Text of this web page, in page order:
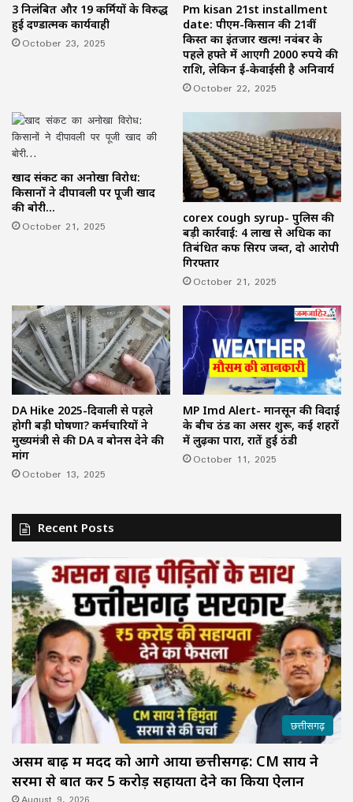
3 निलंबित और 19 कर्मियों के विरुद्ध
हुई दण्डात्मक कार्यवाही
October 23, 2025
Pm kisan 21st installment
date: पीएम-किसान की 21वीं
किस्त का इंतजार खत्म! नवंबर के
पहले हफ्ते में आएगी 2000 रुपये की
राशि, लेकिन ई-केवाईसी है अनिवार्य
October 22, 2025
खाद संकट का अनोखा विरोध:
किसानों ने दीपावली पर पूजी खाद
की बोरी…
October 21, 2025
corex cough syrup- पुलिस की
बड़ी कार्रवाई: 4 लाख से अधिक का
प्रतिबंधित कफ सिरप जब्त, दो आरोपी
गिरफ्तार
October 21, 2025
DA Hike 2025-दिवाली से पहले
होगी बड़ी घोषणा? कर्मचारियों ने
मुख्यमंत्री से की DA व बोनस देने की
मांग
October 13, 2025
MP Imd Alert- मानसून की विदाई
के बीच ठंड का असर शुरू, कई शहरों
में लुढ़का पारा, रातें हुई ठंडी
October 11, 2025
Recent Posts
छत्तीसगढ़
असम बाढ़ में मदद को आगे आया छत्तीसगढ़: CM साय ने
सरमा से बात कर ₹5 करोड़ सहायता देने का किया ऐलान